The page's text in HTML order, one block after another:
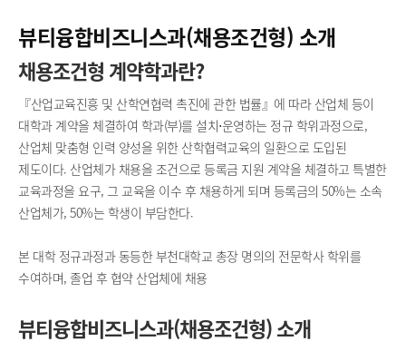
뷰티융합비즈니스과(채용조건형) 소개
채용조건형 계약학과란?
『산업교육진흥 및 산학연협력 촉진에 관한 법률』에 따라 산업체 등이
대학과 계약을 체결하여 학과(부)를 설치⋅운영하는 정규 학위과정으로,
산업체 맞춤형 인력 양성을 위한 산학협력교육의 일환으로 도입된
제도이다. 산업체가 채용을 조건으로 등록금 지원 계약을 체결하고 특별한
교육과정을 요구, 그 교육을 이수 후 채용하게 되며 등록금의 50%는 소속
산업체가, 50%는 학생이 부담한다.
본 대학 정규과정과 동등한 부천대학교 총장 명의의 전문학사 학위를
수여하며, 졸업 후 협약 산업체에 채용
뷰티융합비즈니스과(채용조건형) 소개